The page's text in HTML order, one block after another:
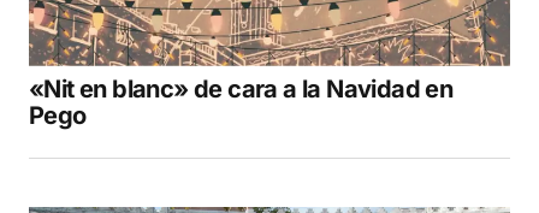
«Nit en blanc» de cara a la Navidad en
Pego